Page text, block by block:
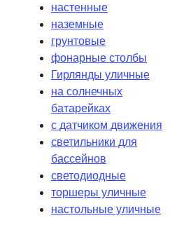
настенные
наземные
грунтовые
фонарные столбы
Гирлянды уличные
на солнечных
батарейках
с датчиком движения
светильники для
бассейнов
светодиодные
торшеры уличные
настольные уличные